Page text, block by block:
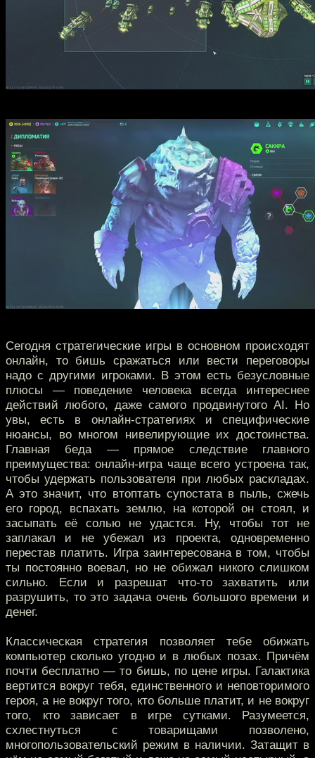
Сегодня стратегические игры в основном происходят
онлайн, то бишь сражаться или вести переговоры
надо с другими игроками. В этом есть безусловные
плюсы — поведение человека всегда интереснее
действий любого, даже самого продвинутого AI. Но
увы, есть в онлайн-стратегиях и специфические
нюансы, во многом нивелирующие их достоинства.
Главная беда — прямое следствие главного
преимущества: онлайн-игра чаще всего устроена так,
чтобы удержать пользователя при любых раскладах.
А это значит, что втоптать супостата в пыль, сжечь
его город, вспахать землю, на которой он стоял, и
засыпать её солью не удастся. Ну, чтобы тот не
заплакал и не убежал из проекта, одновременно
перестав платить. Игра заинтересована в том, чтобы
ты постоянно воевал, но не обижал никого слишком
сильно. Если и разрешат что-то захватить или
разрушить, то это задача очень большого времени и
денег.
Классическая стратегия позволяет тебе обижать
компьютер сколько угодно и в любых позах. Причём
почти бесплатно — то бишь, по цене игры. Галактика
вертится вокруг тебя, единственного и неповторимого
героя, а не вокруг того, кто больше платит, и не вокруг
того, кто зависает в игре сутками. Разумеется,
схлестнуться с товарищами позволено,
многопользовательский режим в наличии. Затащит в